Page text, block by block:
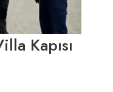
Kapısı